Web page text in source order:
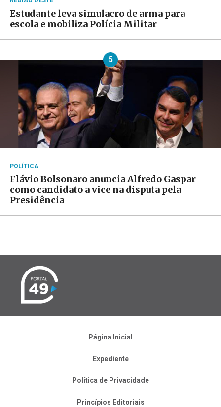
Estudante leva simulacro de arma para
escola e mobiliza Polícia Militar
5
POLÍTICA
Flávio Bolsonaro anuncia Alfredo Gaspar
como candidato a vice na disputa pela
Presidência
Página Inicial
Expediente
Política de Privacidade
Princípios Editoriais